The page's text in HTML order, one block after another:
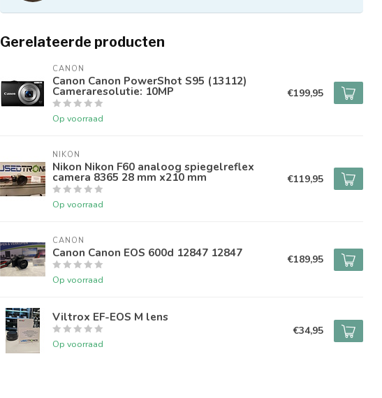
Gerelateerde producten
CANON
Canon Canon PowerShot S95 (13112)
Cameraresolutie: 10MP
Op voorraad
€199,95
NIKON
Nikon Nikon F60 analoog spiegelreflex
camera 8365 28 mm x210 mm
Op voorraad
€119,95
CANON
Canon Canon EOS 600d 12847 12847
Op voorraad
€189,95
Viltrox EF-EOS M lens
Op voorraad
€34,95